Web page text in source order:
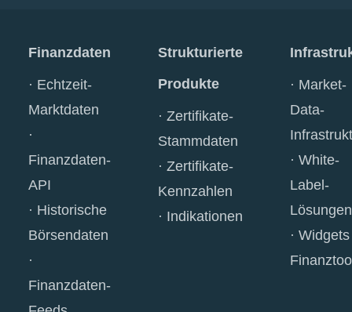
Finanzdaten
Echtzeit-
Marktdaten
Finanzdaten-
API
Historische
Börsendaten
Finanzdaten-
Strukturierte
Produkte
Zertifikate-
Stammdaten
Zertifikate-
Kennzahlen
Indikationen
Market-
Data-
White-
Label-
Lösungen